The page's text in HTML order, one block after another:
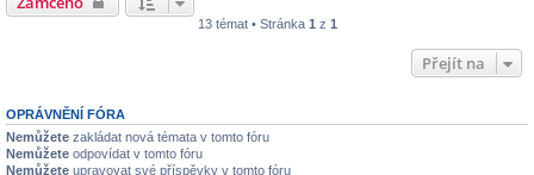
13 témat • Stránka 1 z 1
Přejít na
OPRÁVNĚNÍ FÓRA
Nemůžete zakládat nová témata v tomto fóru
Nemůžete odpovídat v tomto fóru
Nemůžete upravovat své příspěvky v tomto fóru